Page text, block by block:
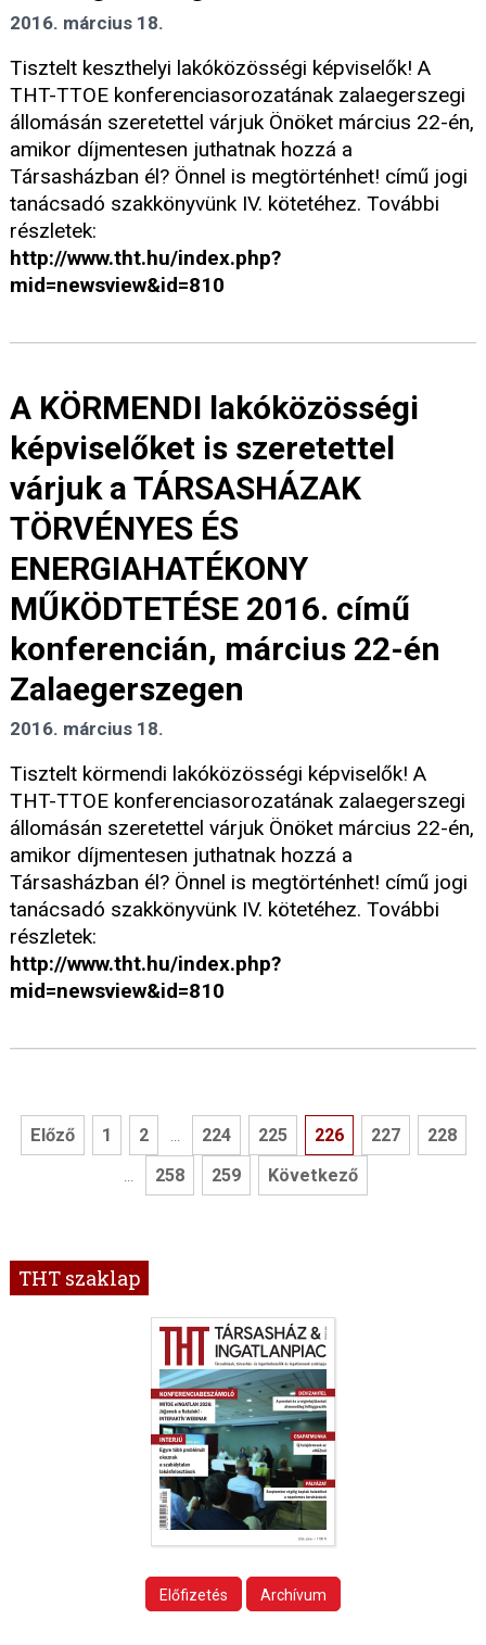
2016. március 18.
Tisztelt keszthelyi lakóközösségi képviselők! A
THT-TTOE konferenciasorozatának zalaegerszegi
állomásán szeretettel várjuk Önöket március 22-én,
amikor díjmentesen juthatnak hozzá a
Társasházban él? Önnel is megtörténhet! című jogi
tanácsadó szakkönyvünk IV. kötetéhez. További
részletek:
http://www.tht.hu/index.php?
mid=newsview&id=810
A KÖRMENDI lakóközösségi
képviselőket is szeretettel
várjuk a TÁRSASHÁZAK
TÖRVÉNYES ÉS
ENERGIAHATÉKONY
MŰKÖDTETÉSE 2016. című
konferencián, március 22-én
Zalaegerszegen
2016. március 18.
Tisztelt körmendi lakóközösségi képviselők! A
THT-TTOE konferenciasorozatának zalaegerszegi
állomásán szeretettel várjuk Önöket március 22-én,
amikor díjmentesen juthatnak hozzá a
Társasházban él? Önnel is megtörténhet! című jogi
tanácsadó szakkönyvünk IV. kötetéhez. További
részletek:
http://www.tht.hu/index.php?
mid=newsview&id=810
Előző 1 2 ... 224 225 226 227 228
... 258 259 Következő
THT szaklap
Előfizetés Archívum